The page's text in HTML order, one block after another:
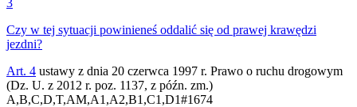
Czy w tej sytuacji powinieneś oddalić się od prawej krawędzi
jezdni?
Art. 4 ustawy z dnia 20 czerwca 1997 r. Prawo o ruchu drogowym
(Dz. U. z 2012 r. poz. 1137, z późn. zm.)
A,B,C,D,T,AM,A1,A2,B1,C1,D1#1674